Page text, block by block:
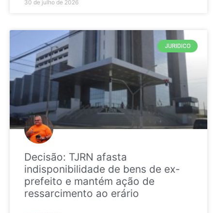
30 de julho de 2026
JURIDICO
Decisão: TJRN afasta
indisponibilidade de bens de ex-
prefeito e mantém ação de
ressarcimento ao erário